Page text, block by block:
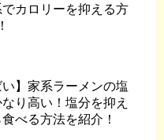
でカロリーを抑える方
い】家系ラーメンの塩
り高い！塩分を抑え
べる方法を紹介！